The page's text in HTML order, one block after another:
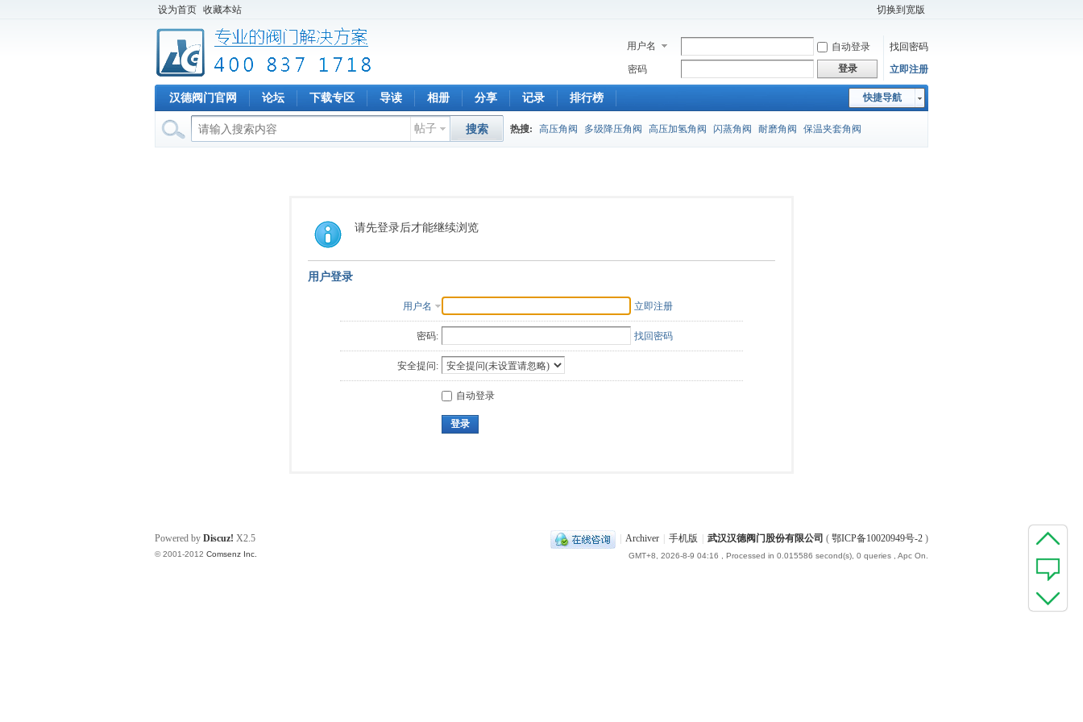
设为首页 收藏本站 切换到宽版
用户名 自动登录
找回密码
密码
登录 立即注册
快捷导航
汉德阀门官网 论坛 下载专区 导读 相册 分享 记录 排行榜
帖子 搜索 热搜: 高压角阀 多级降压角阀 高压加氢角阀 闪蒸角阀 耐磨角阀 保温夹套角阀
请先登录后才能继续浏览
用户登录
用户名 立即注册
密码: 找回密码
安全提问:
自动登录
登录
Archiver 手机版 武汉汉德阀门股份有限公司 ( 鄂ICP备10020949号-2 )
GMT+8, 2026-8-9 04:16 , Processed in 0.015586 second(s), 0 queries , Apc On.
Powered by Discuz! X2.5
© 2001-2012 Comsenz Inc.